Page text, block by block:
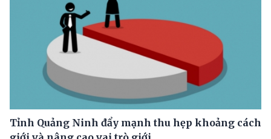
Tỉnh Quảng Ninh đẩy mạnh thu hẹp khoảng cách